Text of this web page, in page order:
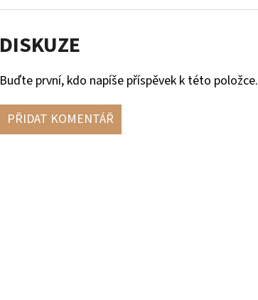
DISKUZE
Buďte první, kdo napíše příspěvek k této položce.
PŘIDAT KOMENTÁŘ